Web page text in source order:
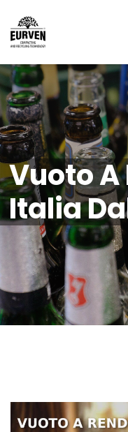
Vuoto A
Italia